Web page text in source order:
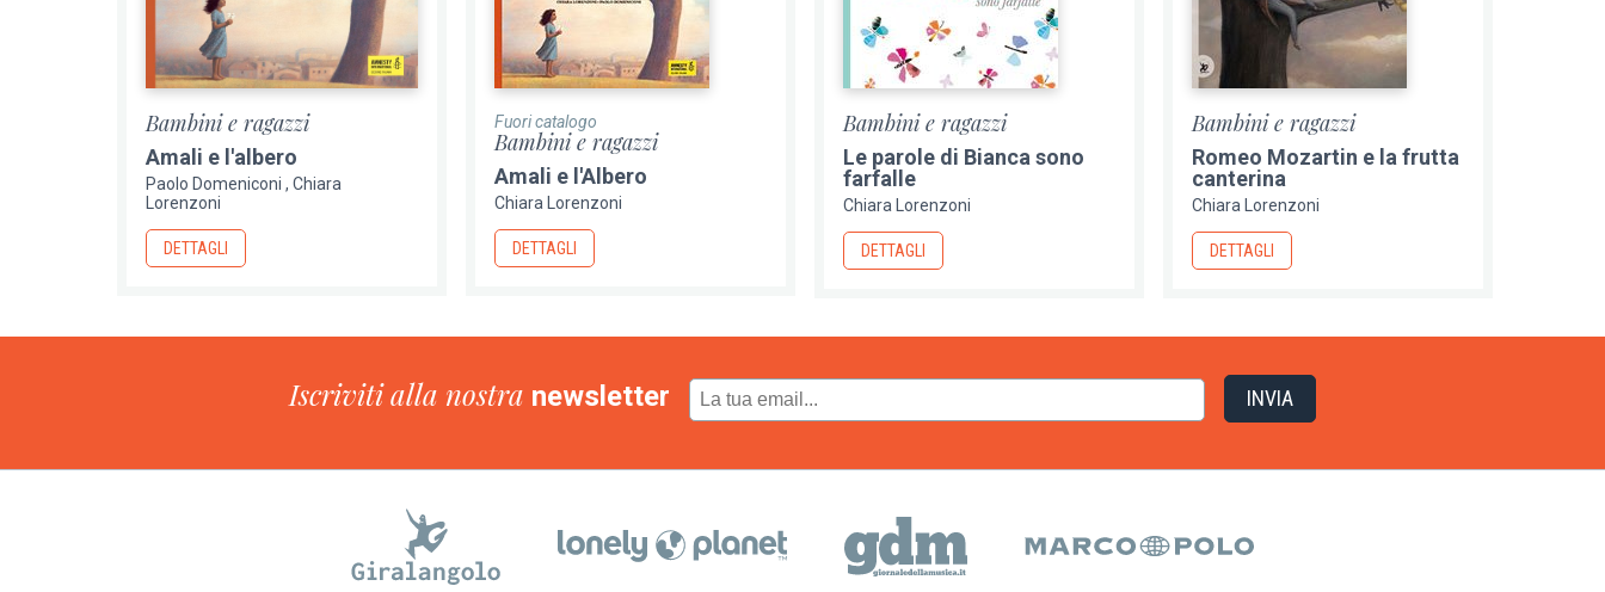
Bambini e ragazzi
Amali e l'albero
Paolo Domeniconi
Chiara
Lorenzoni
DETTAGLI
Fuori catalogo
Bambini e ragazzi
Amali e l'Albero
Chiara Lorenzoni
DETTAGLI
Bambini e ragazzi
Le parole di Bianca sono
farfalle
Chiara Lorenzoni
DETTAGLI
Bambini e ragazzi
Romeo Mozartin e la frutta
canterina
Chiara Lorenzoni
DETTAGLI
Iscriviti alla nostra newsletter